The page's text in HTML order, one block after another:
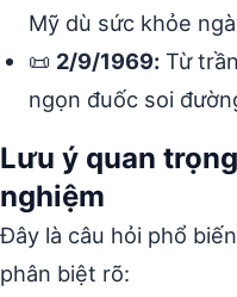
Mỹ dù sức khỏe
📜 2/9/1969: Từ
ngọn đuốc soi
Lưu ý quan
nghiệm
Đây là câu hỏi phổ
phân biệt rõ: